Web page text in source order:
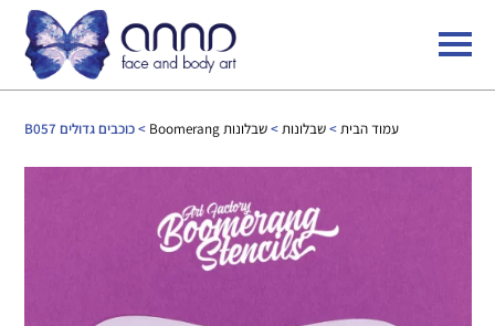
עמוד הבית>שבלונות>שבלונות Boomerang > כוכבים גדולים B057